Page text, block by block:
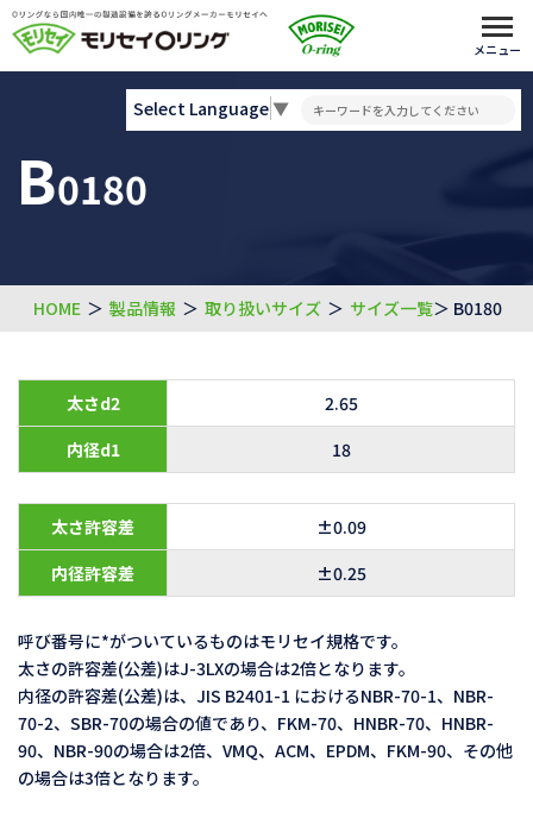
メニュー
B0180
Select Language▼
HOME ＞ 製品情報 ＞ 取り扱いサイズ ＞ サイズ一覧＞ B0180
太さd2
2.65
内径d1
18
太さ許容差
±0.09
内径許容差
±0.25
呼び番号に*がついているものはモリセイ規格です。
太さの許容差(公差)はJ-3LXの場合は2倍となります。
内径の許容差(公差)は、JIS B2401-1 におけるNBR-70-1、NBR-
70-2、SBR-70の場合の値であり、FKM-70、HNBR-70、HNBR-
90、NBR-90の場合は2倍、VMQ、ACM、EPDM、FKM-90、その他
の場合は3倍となります。